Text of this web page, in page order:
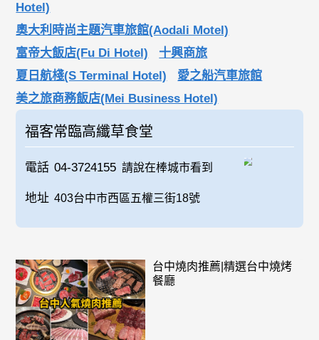
Hotel)
奧大利時尚主題汽車旅館(Aodali Motel)
富帝大飯店(Fu Di Hotel)
十興商旅
夏日航棧(S Terminal Hotel)
愛之船汽車旅館
美之旅商務飯店(Mei Business Hotel)
福客常臨高纖草食堂
電話 04-3724155 請說在棒城市看到
地址 403台中市西區五權三街18號
台中燒肉推薦|精選台中燒烤
餐廳